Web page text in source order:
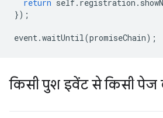
return self. registration .
});
event.waitUntil(promiseChain);
किसी पुश इवेंट से किसी